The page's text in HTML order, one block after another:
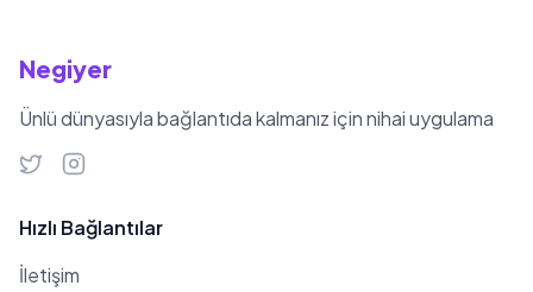
Negiyer
Ünlü dünyasıyla bağlantıda kalmanız için nihai uygulama
Hızlı Bağlantılar
İletişim